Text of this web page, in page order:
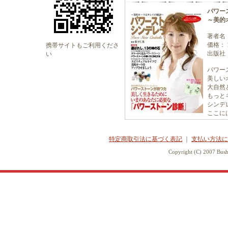
携帯サイトもご利用くださ
い
パワー
～美的
著者名
価格：
出版社
パワー
美しい
大自然
もっと
シンデ
ここに
特定商取引法に基づく表記 支払い方法
Copyright (C) 2007